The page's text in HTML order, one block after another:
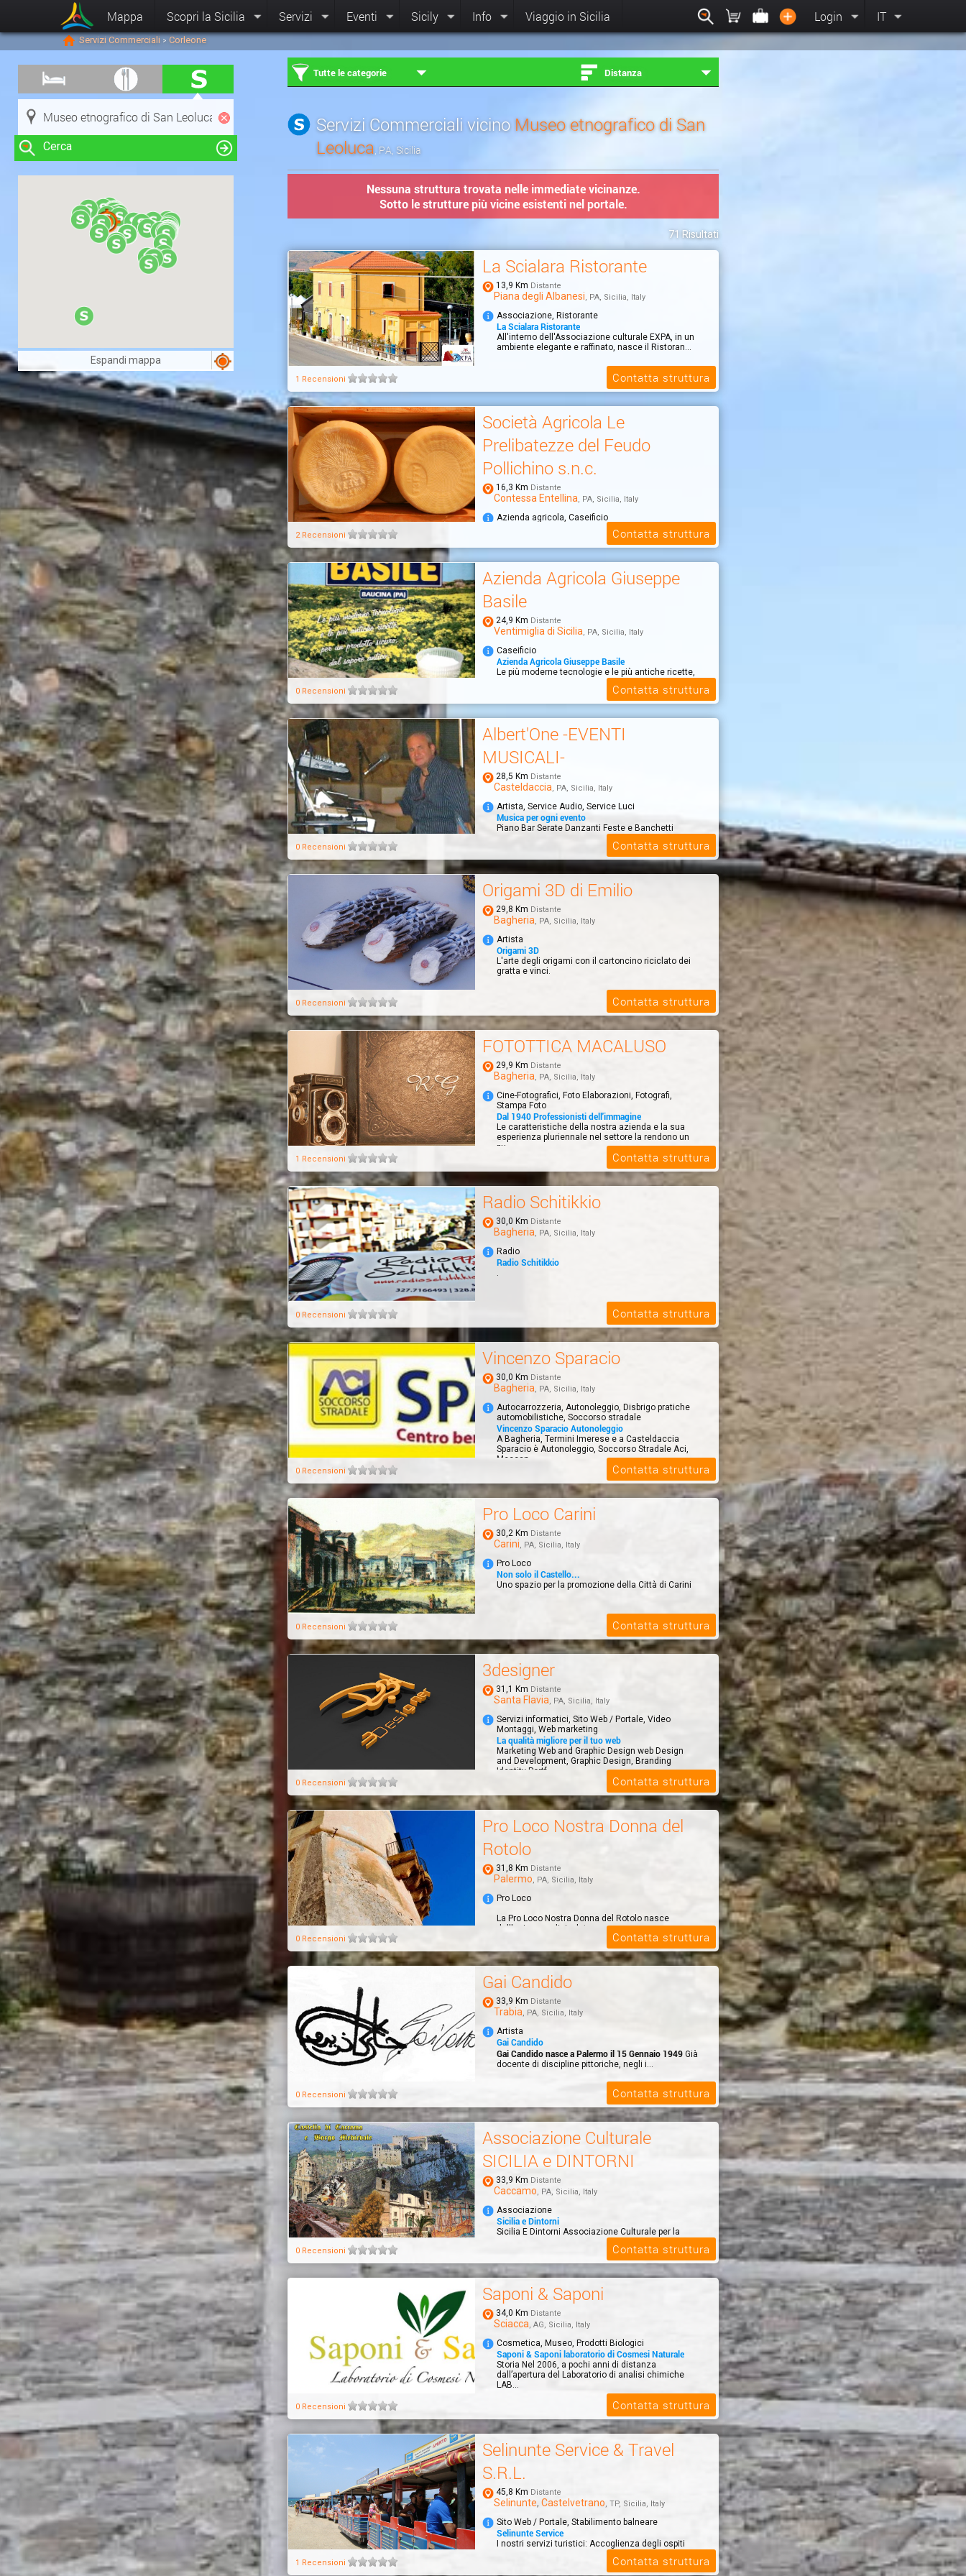
Mappa Scopri la Sicilia Servizi Eventi Sicily Info Viaggio in Sicilia Login IT
Servizi Commerciali > Corleone
Cerca
Clicca su una risorsa nella mappa
per visualizzare le informazioni
Espandi mappa
Tutte le categorie Distanza
Servizi Commerciali vicinoMuseo etnografico di San
Leoluca , PA, Sicilia
Nessuna struttura trovata nelle immediate vicinanze.
Sotto le strutture più vicine esistenti nel portale.
71 Risultati
La Scialara Ristorante
13,9 Km Distante
Piana degli Albanesi, PA, Sicilia, Italy
Associazione, Ristorante
La Scialara Ristorante
All'interno dell'Associazione culturale EXPA, in un
ambiente elegante e raffinato, nasce il Ristoran...
1 Recensioni Contatta struttura
Società Agricola Le
Prelibatezze del Feudo
Pollichino s.n.c.
16,3 Km Distante
Contessa Entellina, PA, Sicilia, Italy
Azienda agricola, Caseificio
Le Prelibatezze del Feudo Pollichino
Prodotti di nicchia provenienti da pascoli biologici.
2 Recensioni Contatta struttura
Azienda Agricola Giuseppe
Basile
24,9 Km Distante
Ventimiglia di Sicilia, PA, Sicilia, Italy
Caseificio
Azienda Agricola Giuseppe Basile
Le più moderne tecnologie e le più antiche ricette,
per un prodotto sicuro, dal sapore antico. L'a...
0 Recensioni Contatta struttura
Albert'One -EVENTI
MUSICALI-
28,5 Km Distante
Casteldaccia, PA, Sicilia, Italy
Artista, Service Audio, Service Luci
Musica per ogni evento
Piano Bar Serate Danzanti Feste e Banchetti
Proiezioni su Maxischermo Noleggio audio-luci
0 Recensioni Contatta struttura
Origami 3D di Emilio
29,8 Km Distante
Bagheria, PA, Sicilia, Italy
Artista
Origami 3D
L'arte degli origami con il cartoncino riciclato dei
gratta e vinci.
0 Recensioni Contatta struttura
FOTOTTICA MACALUSO
29,9 Km Distante
Bagheria, PA, Sicilia, Italy
Cine-Fotografici, Foto Elaborazioni, Fotografi,
Stampa Foto
Dal 1940 Professionisti dell'immagine
Le caratteristiche della nostra azienda e la sua
esperienza pluriennale nel settore la rendono un
pu...
1 Recensioni Contatta struttura
Radio Schitikkio
30,0 Km Distante
Bagheria, PA, Sicilia, Italy
Radio
Radio Schitikkio
0 Recensioni Contatta struttura
Vincenzo Sparacio
30,0 Km Distante
Bagheria, PA, Sicilia, Italy
Autocarrozzeria, Autonoleggio, Disbrigo pratiche
automobilistiche, Soccorso stradale
Vincenzo Sparacio Autonoleggio
A Bagheria, Termini Imerese e a Casteldaccia
Sparacio è Autonoleggio, Soccorso Stradale Aci,
Meccan...
0 Recensioni Contatta struttura
Pro Loco Carini
30,2 Km Distante
Carini, PA, Sicilia, Italy
Pro Loco
Non solo il Castello...
Uno spazio per la promozione della Città di Carini
0 Recensioni Contatta struttura
3designer
31,1 Km Distante
Santa Flavia, PA, Sicilia, Italy
Servizi informatici, Sito Web / Portale, Video
Montaggi, Web marketing
La qualità migliore per il tuo web
Marketing Web and Graphic Design web Design
and Development, Graphic Design, Branding
Identity Portf...
0 Recensioni Contatta struttura
Pro Loco Nostra Donna del
Rotolo
31,8 Km Distante
Palermo, PA, Sicilia, Italy
Pro Loco
La Pro Loco Nostra Donna del Rotolo nasce
dall'esigenza di rivalutare, recuperare e
0 Recensioni Contatta struttura
Gai Candido
33,9 Km Distante
Trabia, PA, Sicilia, Italy
Artista
Gai Candido
Gai Candido nasce a Palermo il 15 Gennaio 1949 Già
docente di discipline pittoriche, negli i...
0 Recensioni Contatta struttura
Associazione Culturale
SICILIA e DINTORNI
33,9 Km Distante
Caccamo, PA, Sicilia, Italy
Associazione
Sicilia e Dintorni
Sicilia E Dintorni Associazione Culturale per la
promozione turistica del Borgo Medievale di
0 Recensioni Contatta struttura
Saponi & Saponi
34,0 Km Distante
Sciacca, AG, Sicilia, Italy
Cosmetica, Museo, Prodotti Biologici
Saponi & Saponi laboratorio di Cosmesi Naturale
Storia Nel 2006, a pochi anni di distanza
dall’apertura del Laboratorio di analisi chimiche
LAB...
0 Recensioni Contatta struttura
Selinunte Service & Travel
S.R.L.
45,8 Km Distante
Selinunte, Castelvetrano, TP, Sicilia, Italy
Sito Web / Portale, Stabilimento balneare
Selinunte Service
I nostri servizi turistici: Accoglienza degli ospiti
trasferimento da qualsiasi stazione d' arrivo: ...
1 Recensioni Contatta struttura